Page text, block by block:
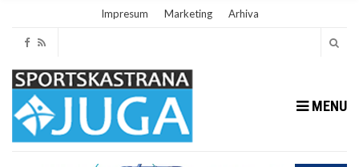
Impresum Marketing Arhiva
MENU